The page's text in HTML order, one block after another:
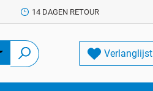
14 DAGEN RETOUR
Verlanglijst